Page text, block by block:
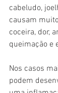
cabeludo,
causam
coceira, dor,
queimação e
Nos casos
podem